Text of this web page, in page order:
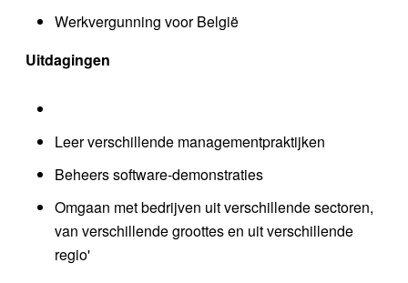
Werkvergunning voor België
​Uitdagingen
Leer verschillende managementpraktijken
Beheers software-demonstraties
Omgaan met bedrijven uit verschillende sectoren,
van verschillende groottes en uit verschillende
regio'